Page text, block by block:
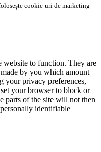
cookie-uri de marketing
website to function. They are
by you which amount
your privacy preferences,
your browser to block or
parts of the site will not then
identifiable